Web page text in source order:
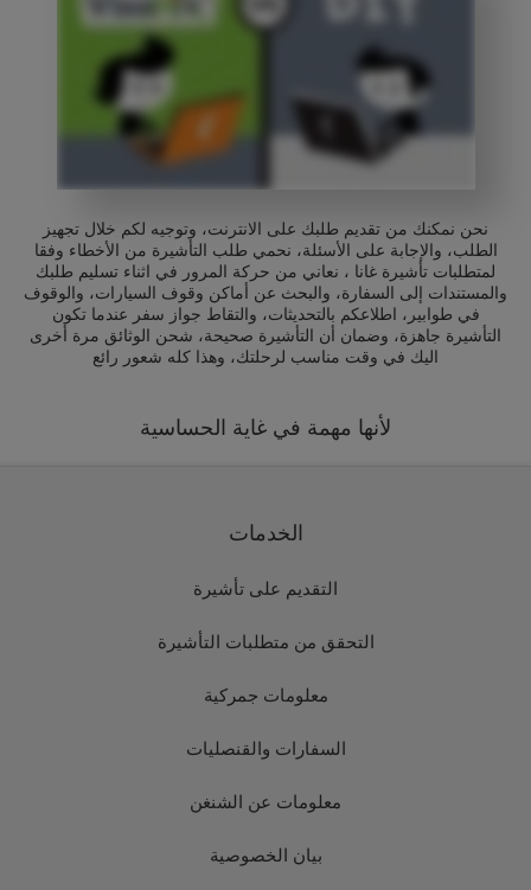
نحن نمكنك من تقديم طلبك على الانترنت، وتوجيه لكم خلال تجهيز
الطلب، والإجابة على الأسئلة، نحمي طلب التأشيرة من الأخطاء وفقا
لمتطلبات تأشيرة غانا ، نعاني من حركة المرور في اثناء تسليم طلبك
والمستندات إلى السفارة، والبحث عن أماكن وقوف السيارات، والوقوف
في طوابير، اطلاعكم بالتحديثات، والتقاط جواز سفر عندما تكون
التأشيرة جاهزة، وضمان أن التأشيرة صحيحة، شحن الوثائق مرة أخرى
اليك في وقت مناسب لرحلتك، وهذا كله شعور رائع
لأنها مهمة في غاية الحساسية
الخدمات
التقديم على تأشيرة
التحقق من متطلبات التأشيرة
معلومات جمركية
السفارات والقنصليات
معلومات عن الشنغن
بيان الخصوصية